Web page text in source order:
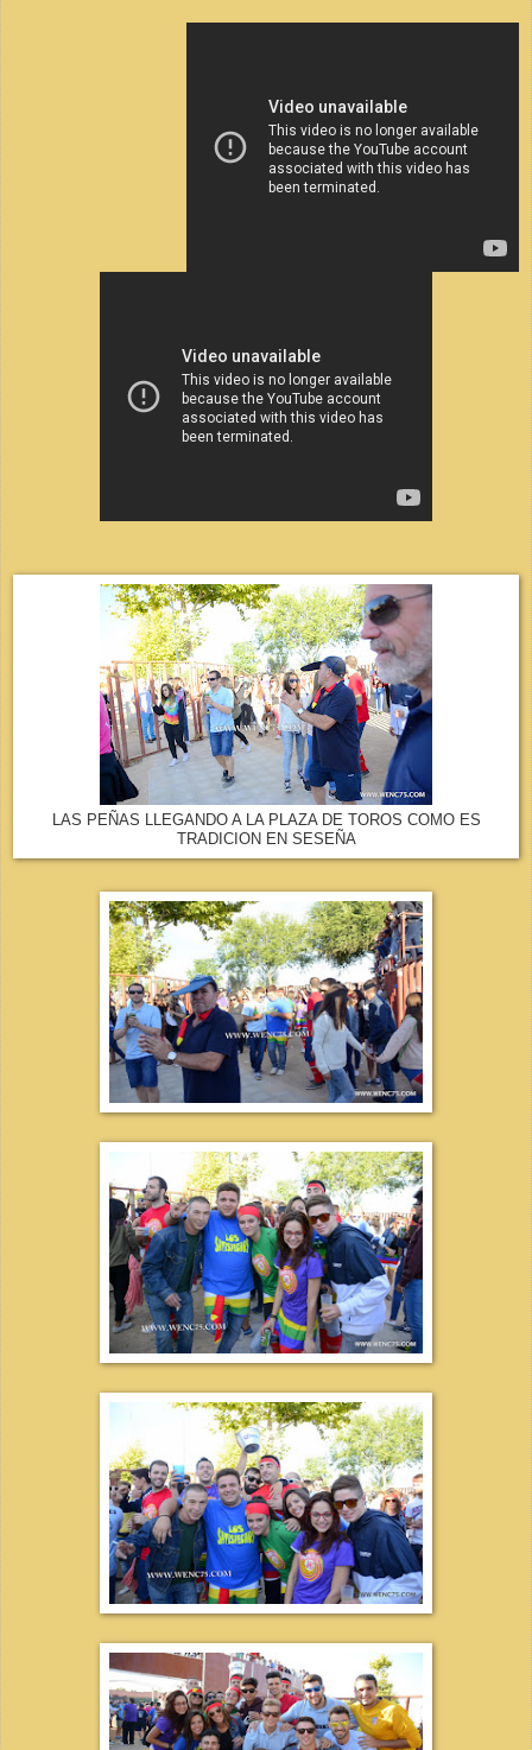
LAS PEÑAS LLEGANDO A LA PLAZA DE TOROS COMO ES
TRADICION EN SESEÑA